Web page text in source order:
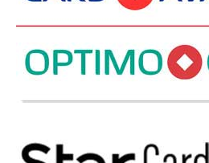
4.460
Pret Redus
Adauga la